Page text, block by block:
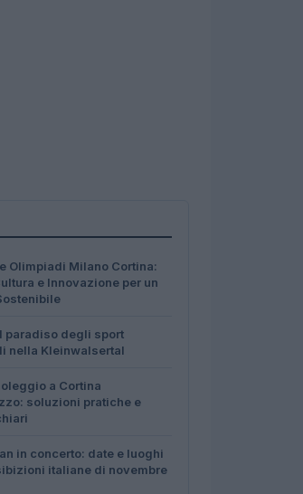
Olimpiadi Milano Cortina:
e Innovazione per un
paradiso degli sport
nella Kleinwalsertal
a Cortina
soluzioni pratiche e
in concerto: date e luoghi
italiane di novembre